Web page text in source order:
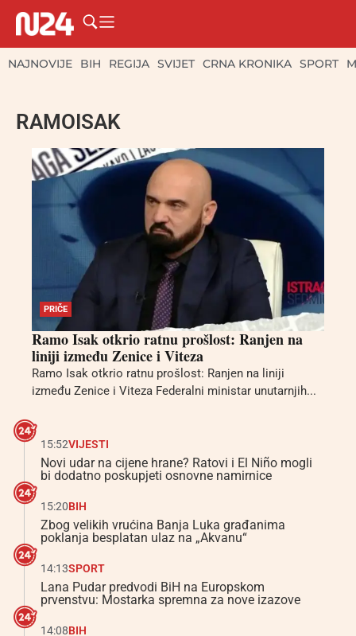
NAJNOVIJE BIH REGIJA SVIJET CRNA KRONIKA SPORT
RAMOISAK
PRIČE
Ramo Isak otkrio ratnu prošlost: Ranjen na
liniji između Zenice i Viteza
Ramo Isak otkrio ratnu prošlost: Ranjen na liniji
između Zenice i Viteza Federalni ministar unutarnjih...
15:52VIJESTI
Novi udar na cijene hrane? Ratovi i El Niño mogli
bi dodatno poskupjeti osnovne namirnice
15:20BIH
Zbog velikih vrućina Banja Luka građanima
poklanja besplatan ulaz na „Akvanu“
14:13SPORT
Lana Pudar predvodi BiH na Europskom
prvenstvu: Mostarka spremna za nove izazove
14:08BIH